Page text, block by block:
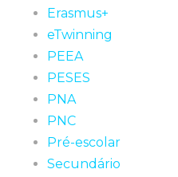
Erasmus+
eTwinning
PEEA
PESES
PNA
PNC
Pré-escolar
Secundário